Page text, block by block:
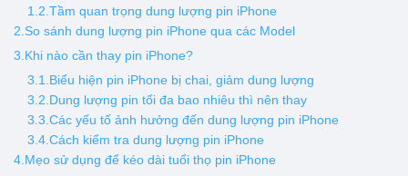
1.2.Tầm quan trọng dung lượng pin iPhone
2.So sánh dung lượng pin iPhone qua các Model
3.Khi nào cần thay pin iPhone?
3.1.Biểu hiện pin iPhone bị chai, giảm dung lượng
3.2.Dung lượng pin tối đa bao nhiêu thì nên thay
3.3.Các yếu tố ảnh hưởng đến dung lượng pin iPhone
3.4.Cách kiểm tra dung lượng pin iPhone
4.Mẹo sử dụng để kéo dài tuổi thọ pin iPhone